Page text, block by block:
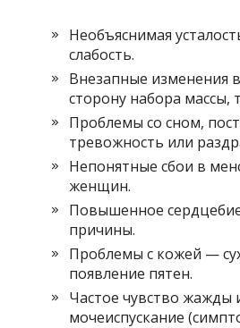
Необъяснимая
слабость.
Внезапные изменения
сторону набора массы,
Проблемы со сном,
тревожность или
Непонятные сбои в
женщин.
Повышенное
причины.
Проблемы с кожей —
появление пятен.
Частое чувство жажды
мочеиспускание